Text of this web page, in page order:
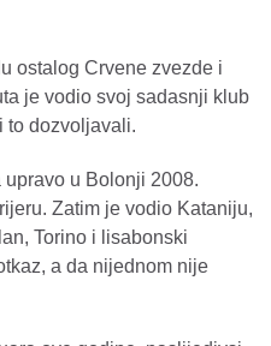
ostalog Crvene zvezde i
je vodio svoj sadasnji klub
to dozvoljavali.
u Bolonji 2008.
Zatim je vodio Kataniju,
Torino i lisabonski
a da nijednom nije